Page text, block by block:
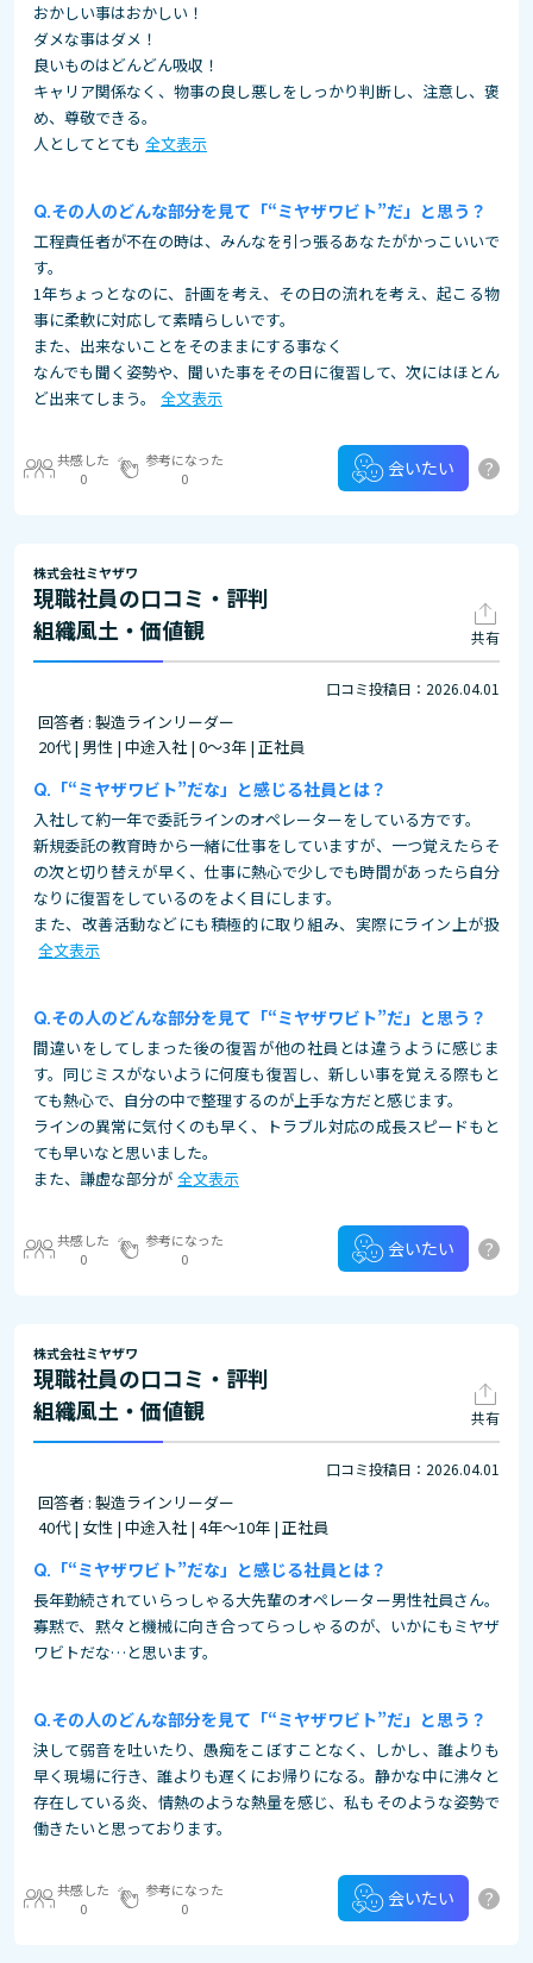
おかしい事はおかしい！
ダメな事はダメ！
良いものはどんどん吸収！
キャリア関係なく、物事の良し悪しをしっかり判断し、注意し、褒
め、尊敬できる。
人としてとても 全文表示
その人のどんな部分を見て「“ミヤザワビト”だ」と思う？
工程責任者が不在の時は、みんなを引っ張るあなたがかっこいいで
す。
1年ちょっとなのに、計画を考え、その日の流れを考え、起こる物
事に柔軟に対応して素晴らしいです。
また、出来ないことをそのままにする事なく
なんでも聞く姿勢や、聞いた事をその日に復習して、次にはほとん
ど出来てしまう。
全文表示
共感した
0
参考になった
0
会いたい ?
株式会社ミヤザワ
現職社員の口コミ・評判
組織風土・価値観
共有
口コミ投稿日：2026.04.01
回答者 : 製造ラインリーダー
20代 | 男性 | 中途入社 | 0～3年 | 正社員
「“ミヤザワビト”だな」と感じる社員とは？
入社して約一年で委託ラインのオペレーターをしている方です。
新規委託の教育時から一緒に仕事をしていますが、一つ覚えたらそ
の次と切り替えが早く、仕事に熱心で少しでも時間があったら自分
なりに復習をしているのをよく目にします。
また、改善活動などにも積極的に取り組み、実際にライン上が扱
全文表示
その人のどんな部分を見て「“ミヤザワビト”だ」と思う？
間違いをしてしまった後の復習が他の社員とは違うように感じま
す。同じミスがないように何度も復習し、新しい事を覚える際もと
ても熱心で、自分の中で整理するのが上手な方だと感じます。
ラインの異常に気付くのも早く、トラブル対応の成長スピードもと
ても早いなと思いました。
また、謙虚な部分が 全文表示
共感した
0
参考になった
0
会いたい ?
株式会社ミヤザワ
現職社員の口コミ・評判
組織風土・価値観
共有
口コミ投稿日：2026.04.01
回答者 : 製造ラインリーダー
40代 | 女性 | 中途入社 | 4年～10年 | 正社員
「“ミヤザワビト”だな」と感じる社員とは？
長年勤続されていらっしゃる大先輩のオペレーター男性社員さん。
寡黙で、黙々と機械に向き合ってらっしゃるのが、いかにもミヤザ
ワビトだな…と思います。
その人のどんな部分を見て「“ミヤザワビト”だ」と思う？
決して弱音を吐いたり、愚痴をこぼすことなく、しかし、誰よりも
早く現場に行き、誰よりも遅くにお帰りになる。静かな中に沸々と
存在している炎、情熱のような熱量を感じ、私もそのような姿勢で
働きたいと思っております。
共感した
0
参考になった
0
会いたい ?